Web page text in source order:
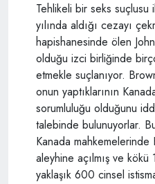
Tehlikeli bir seks
yılında aldığı cezayı
hapishanesinde ölen
olduğu izci birliğinde
etmekle suçlanıyor.
onun yaptıklarının
sorumluluğu olduğunu
talebinde bulunuyorlar.
Kanada mahkemelerinde
aleyhine açılmış ve kökü
yaklaşık 600 cinsel